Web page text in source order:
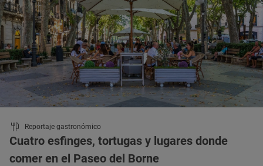
Reportaje gastronómico
Cuatro esfinges, tortugas y lugares donde
comer en el Paseo del Borne